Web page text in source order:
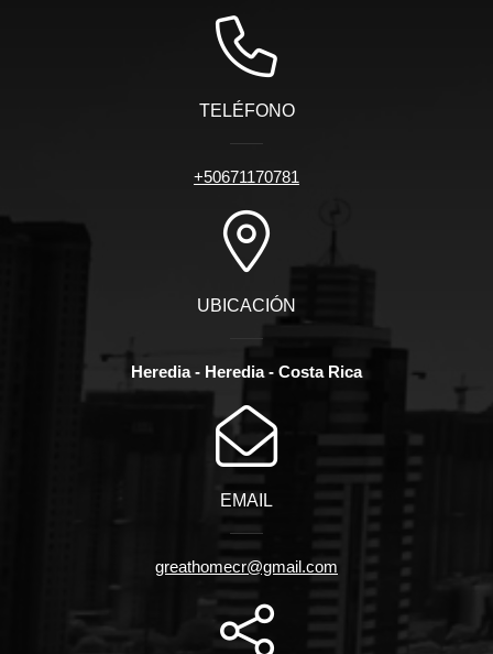
TELÉFONO
+50671170781
UBICACIÓN
Heredia - Heredia - Costa Rica
EMAIL
greathomecr@gmail.com